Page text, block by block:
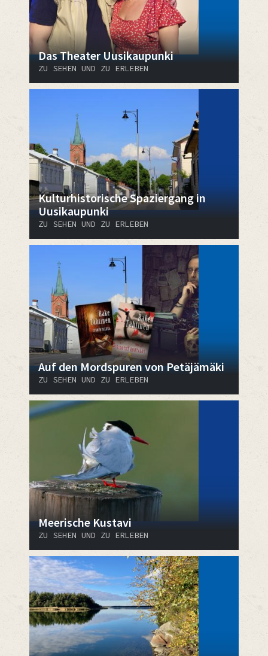
Das Theater Uusikaupunki
ZU SEHEN UND ZU ERLEBEN
Kulturhistorische Spaziergang in
Uusikaupunki
ZU SEHEN UND ZU ERLEBEN
Auf den Mordspuren von Petäjämäki
ZU SEHEN UND ZU ERLEBEN
Meerische Kustavi
ZU SEHEN UND ZU ERLEBEN